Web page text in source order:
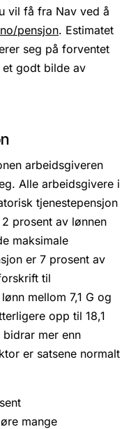
vil få fra Nav ved å
pensjon. Estimatet
seg på forventet
godt bilde av
arbeidsgiveren
Alle arbeidsgivere i
tjenestepensjon
prosent av lønnen
maksimale
er 7 prosent av
til
mellom 7,1 G og
opp til 18,1
mer enn
er satsene normalt
mange